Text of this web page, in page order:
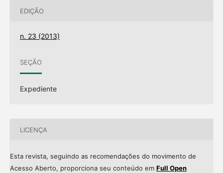
EDIÇÃO
n. 23 (2013)
SEÇÃO
Expediente
LICENÇA
Esta revista, seguindo as recomendações do movimento de
Acesso Aberto, proporciona seu conteúdo em Full Open